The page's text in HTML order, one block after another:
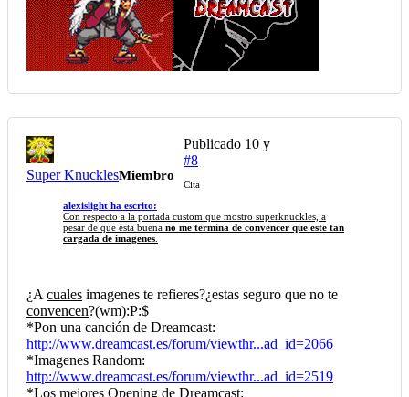
Super KnucklesMiembro
Publicado 10 y
#8
Cita
alexislight ha escrito:
Con respecto a la portada custom que mostro superknuckles, a
pesar de que esta buena no me termina de convencer que este tan
cargada de imagenes
¿A cuales imagenes te refieres?¿estas seguro que no te
convencen?(wm):P:$
*Pon una canción de Dreamcast:
http://www.dreamcast.es/forum/viewthr...ad_id=2066
*Imagenes Random:
http://www.dreamcast.es/forum/viewthr...ad_id=2519
*Los mejores Opening de Dreamcast: